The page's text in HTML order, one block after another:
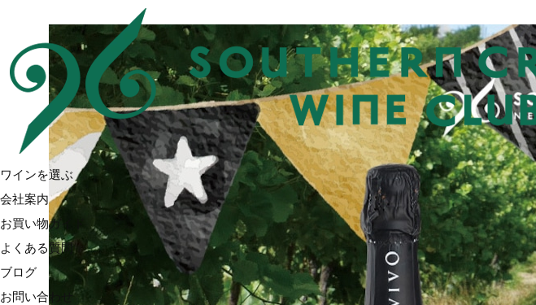
ワインを選ぶ
会社案内
お買い物ガイド
よくある質問
ブログ
お問い合わせ